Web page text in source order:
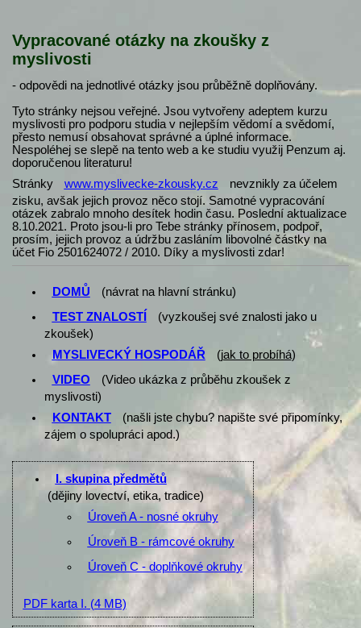
Vypracované otázky na zkoušky z
myslivosti
- odpovědi na jednotlivé otázky jsou průběžně doplňovány.
Tyto stránky nejsou veřejné. Jsou vytvořeny adeptem kurzu
myslivosti pro podporu studia v nejlepším vědomí a svědomí,
přesto nemusí obsahovat správné a úplné informace.
Nespoléhej se slepě na tento web a ke studiu využij Penzum aj.
doporučenou literaturu!
Stránky
www.myslivecke-zkousky.cz
nevznikly za účelem
zisku, avšak jejich provoz něco stojí. Samotné vypracování
otázek zabralo mnoho desítek hodin času. Poslední aktualizace
8.10.2021. Proto jsou-li pro Tebe stránky přínosem, podpoř,
prosím, jejich provoz a údržbu zasláním libovolné částky na
účet Fio 2501624072 / 2010. Díky a myslivosti zdar!
DOMŮ
(návrat na hlavní stránku)
TEST ZNALOSTÍ
(vyzkoušej své znalosti jako u
zkoušek)
MYSLIVECKÝ HOSPODÁŘ
(jak to probíhá)
VIDEO
(Video ukázka z průběhu zkoušek z
myslivosti)
KONTAKT
(našli jste chybu? napište své připomínky,
zájem o spolupráci apod.)
I. skupina předmětů
(dějiny lovectví, etika, tradice)
Úroveň A - nosné okruhy
Úroveň B - rámcové okruhy
Úroveň C - doplňkové okruhy
PDF karta I. (4 MB)